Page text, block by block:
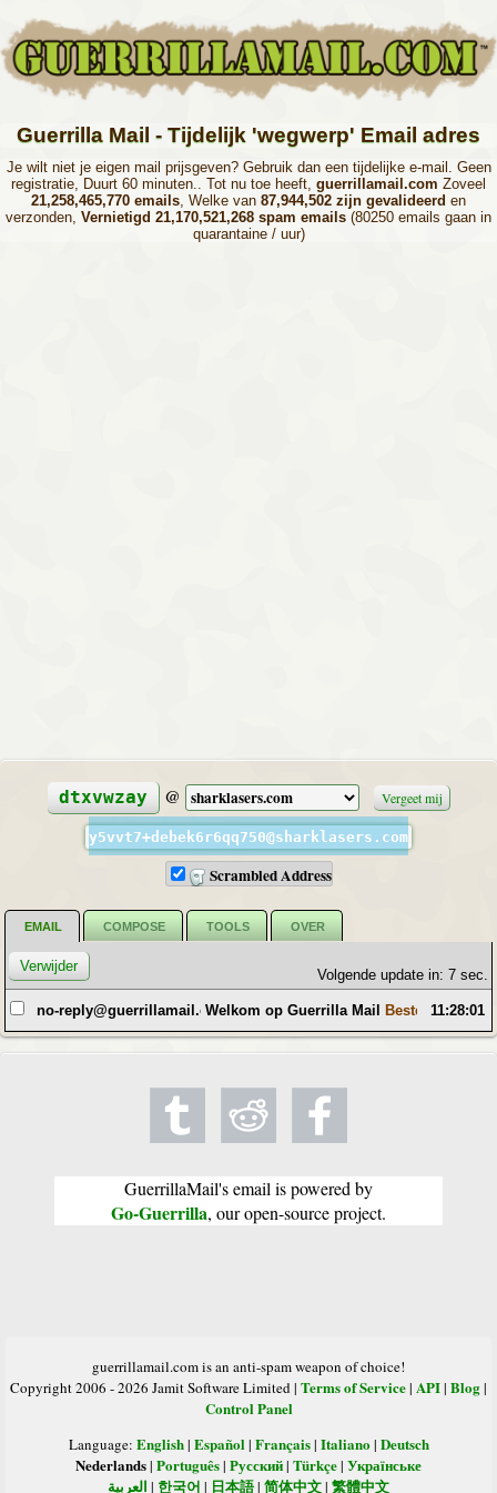
Guerrilla Mail - Tijdelijk 'wegwerp' Email adres
Je wilt niet je eigen mail prijsgeven? Gebruik dan een tijdelijke e-mail. Geen
registratie, Duurt 60 minuten.. Tot nu toe heeft, guerrillamail.com Zoveel
21,258,465,770 emails, Welke van 87,944,502 zijn gevalideerd en
verzonden, Vernietigd 21,170,521,268 spam emails (80250 emails gaan in
quarantaine / uur)
dtxvwzay @ Vergeet mij
y5vvt7+debek6r6qq750@sharklasers.com
Scrambled Address
EMAIL COMPOSE TOOLS OVER
Volgende update in: 6 sec.
no-reply@guerrillamail.comWelkom op Guerrilla Mail Beste 11:28:01
GuerrillaMail's email is powered by
Go-Guerrilla, our open-source project.
guerrillamail.com is an anti-spam weapon of choice!
Copyright 2006 - 2026 Jamit Software Limited | Terms of Service| API| Blog|
Control Panel
Language: English| Español | Français| Italiano | Deutsch
Nederlands| Português| Русский| Türkçe| Українське
العربية | 한국어 | 日本語| 简体中文| 繁體中文